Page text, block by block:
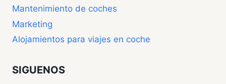
Mantenimiento de coches
Marketing
Alojamientos para viajes en coche
SIGUENOS